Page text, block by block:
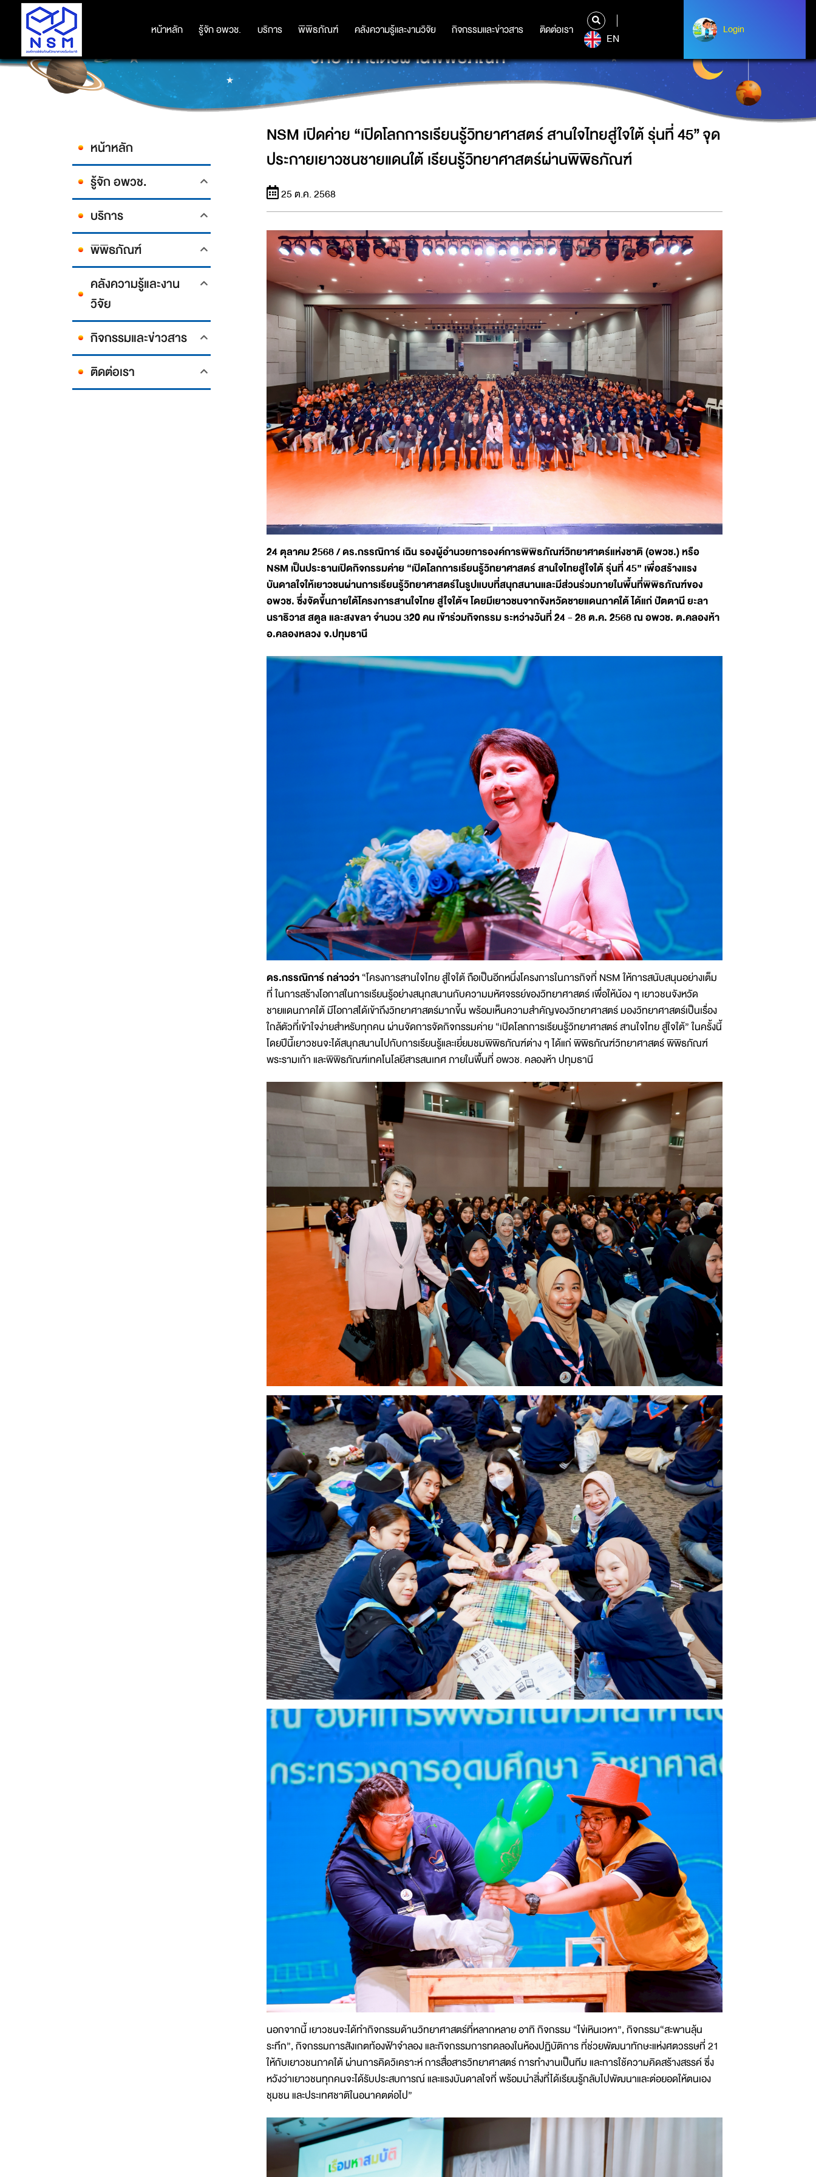
หน้าหลัก รู้จัก อพวช. บริการ พิพิธภัณฑ์ คลังความรู้และงานวิจัย กิจกรรมและข่าวสาร ติดต่อเรา
หน้าหลัก รู้จัก อพวช. บริการ พิพิธภัณฑ์ คลังความรู้และงานวิจัย กิจกรรมและข่าวสาร ติดต่อเรา
EN
Login
Login
NSM เปิดค่าย “เปิดโลกการเรียนรู้วิทยาศาสตร์ สานใจไทยสู่ใจใต้ รุ่นที่ 45” จุดประกายเยาวชนชายแดนใต้ เรียนรู้
วิทยาศาสตร์ผ่านพิพิธภัณฑ์
หน้าหลัก
รู้จัก อพวช.
บริการ
พิพิธภัณฑ์
คลังความรู้และงาน
วิจัย
กิจกรรมและข่าวสาร
ติดต่อเรา
NSM เปิดค่าย “เปิดโลกการเรียนรู้วิทยาศาสตร์ สานใจไทยสู่ใจใต้ รุ่นที่ 45” จุด
ประกายเยาวชนชายแดนใต้ เรียนรู้วิทยาศาสตร์ผ่านพิพิธภัณฑ์
25 ต.ค. 2568
24 ตุลาคม 2568 / ดร.กรรณิการ์ เฉิน รองผู้อำนวยการองค์การพิพิธภัณฑ์วิทยาศาตร์แห่งชาติ (อพวช.) หรือ
NSM เป็นประธานเปิดกิจกรรมค่าย “เปิดโลกการเรียนรู้วิทยาศาสตร์ สานใจไทยสู่ใจใต้ รุ่นที่ 45” เพื่อสร้างแรง
บันดาลใจให้เยาวชนผ่านการเรียนรู้วิทยาศาสตร์ในรูปแบบที่สนุกสนานและมีส่วนร่วมภายในพื้นที่พิพิธภัณฑ์ของ
อพวช. ซึ่งจัดขึ้นภายใต้โครงการสานใจไทย สู่ใจใต้ฯ โดยมีเยาวชนจากจังหวัดชายแดนภาคใต้ ได้แก่ ปัตตานี ยะลา
นราธิวาส สตูล และสงขลา จำนวน 320 คน เข้าร่วมกิจกรรม ระหว่างวันที่ 24 - 28 ต.ค. 2568 ณ อพวช. ต.คลองห้า
อ.คลองหลวง จ.ปทุมธานี
ดร.กรรณิการ์ กล่าวว่า“โครงการสานใจไทย สู่ใจใต้ ถือเป็นอีกหนึ่งโครงการในภารกิจที่ NSM ให้การสนับสนุนอย่างเต็ม
ที่ ในการสร้างโอกาสในการเรียนรู้อย่างสนุกสนานกับความมหัศจรรย์ของวิทยาศาสตร์ เพื่อให้น้อง ๆ เยาวชนจังหวัด
ชายแดนภาคใต้ มีโอกาสได้เข้าถึงวิทยาศาสตร์มากขึ้น พร้อมเห็นความสำคัญของวิทยาศาสตร์ มองวิทยาศาสตร์เป็นเรื่อง
ใกล้ตัวที่เข้าใจง่ายสำหรับทุกคน ผ่านจัดการจัดกิจกรรมค่าย “เปิดโลกการเรียนรู้วิทยาศาสตร์ สานใจไทย สู่ใจใต้” ในครั้งนี้
โดยปีนี้เยาวชนจะได้สนุกสนานไปกับการเรียนรู้และเยี่ยมชมพิพิธภัณฑ์ต่าง ๆ ได้แก่ พิพิธภัณฑ์วิทยาศาสตร์ พิพิธภัณฑ์
พระรามเก้า และพิพิธภัณฑ์เทคโนโลยีสารสนเทศ ภายในพื้นที่ อพวช. คลองห้า ปทุมธานี
นอกจากนี้ เยาวชนจะได้ทำกิจกรรมด้านวิทยาศาสตร์ที่หลากหลาย อาทิ กิจกรรม “ไข่เหินเวหา”, กิจกรรม“สะพานลุ้น
ระทึก”, กิจกรรมการสังเกตท้องฟ้าจำลอง และกิจกรรมการทดลองในห้องปฏิบัติการ ที่ช่วยพัฒนาทักษะแห่งศตวรรษที่ 21
ให้กับเยาวชนภาคใต้ ผ่านการคิดวิเคราะห์ การสื่อสารวิทยาศาสตร์ การทำงานเป็นทีม และการใช้ความคิดสร้างสรรค์ ซึ่ง
หวังว่าเยาวชนทุกคนจะได้รับประสบการณ์ และแรงบันดาลใจที่ พร้อมนำสิ่งที่ได้เรียนรู้กลับไปพัฒนาและต่อยอดให้ตนเอง
ชุมชน และประเทศชาติในอนาคตต่อไป”